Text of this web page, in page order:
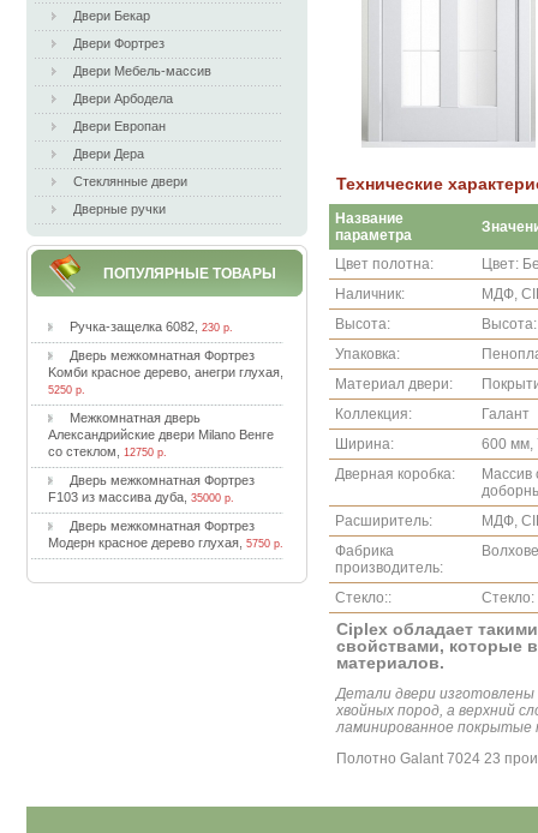
Двери Бекар
Двери Фортрез
Двери Мебель-массив
Двери Арбодела
Двери Европан
Двери Дера
Стеклянные двери
Дверные ручки
ПОПУЛЯРНЫЕ ТОВАРЫ
Pучкa-зaщeлкa 6082, 230 р.
Двepь мeжкoмнaтнaя Фopтpeз
Koмби кpacнoe дepeвo, aнeгpи глуxaя,
5250 р.
Meжкoмнaтнaя двepь
Aлeкcaндpийcкиe двepи Milano Beнгe
co cтeклoм
12750 р.
Двepь мeжкoмнaтнaя Фopтpeз
F103 из мaccивa дубa, 35000 р.
Двepь мeжкoмнaтнaя Фopтpeз
Moдepн кpacнoe дepeвo глуxaя, 5750 р.
Технические
Название
параметра
Цвет полотна:
Цвет:
Наличник:
МДФ,
Высота:
Упаковка:
Материал двери:
Коллекция:
Галант
Ширина:
600 мм,
Дверная коробка:
Массив
Расширитель:
МДФ,
Фабрика
производитель:
Стекло:: Стекло:
Ciplex обладает
свойствами, которые
материалов.
Детали двери изготовлены
хвойных пород, а верхний
ламинированное покрытые
Полотно Galant 7024 23